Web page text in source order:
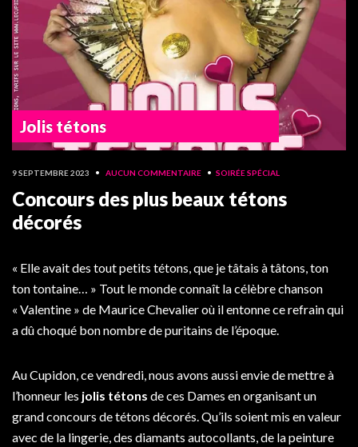
Jolis tétons
9 SEPTEMBRE 2023 • AUCUN COMMENTAIRE • SOIRÉE SPÉCIAL
Concours des plus beaux tétons
décorés
« Elle avait des tout petits tétons, que je tâtais à tâtons, ton
ton tontaine… » Tout le monde connaît la célèbre chanson
« Valentine » de Maurice Chevalier où il entonne ce refrain qui
a dû choqué bon nombre de puritains de l’époque.
Au Cupidon, ce vendredi, nous avons aussi envie de mettre à
l’honneur les jolis tétons de ces Dames en organisant un
grand concours de tétons décorés. Qu’ils soient mis en valeur
avec de la lingerie, des diamants autocollants, de la peinture